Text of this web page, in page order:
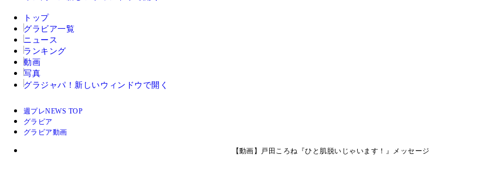
トップ
グラビア一覧
ニュース
ランキング
動画
写真
グラジャパ！ 新しいウィンドウで開く
週プレNEWS TOP
グラビア
グラビア動画
【動画】戸田ころね『ひと肌脱いじゃいます！』メッセージ